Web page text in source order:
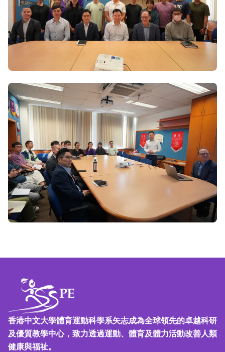
香港中文大學體育運動科學系矢志成為全球領先的卓越科研
及優質教學中心，致力透過運動、體育及體力活動改善人類
健康與福祉。